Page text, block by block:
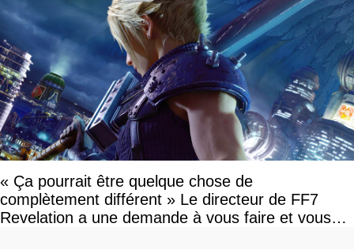
« Ça pourrait être quelque chose de
complètement différent » Le directeur de FF7
Revelation a une demande à vous faire et vous